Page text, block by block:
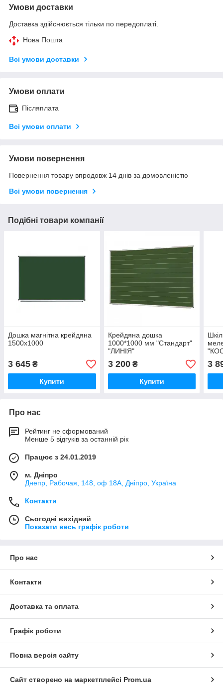
Умови доставки
Доставка здійснюється тільки по передоплаті.
Нова Пошта
Всі умови доставки
Умови оплати
Післяплата
Всі умови оплати
Умови повернення
Повернення товару впродовж 14 днів за домовленістю
Всі умови повернення
Подібні товари компанії
Дошка магнітна крейдяна
1500х1000
3 645 ₴
Купити
Крейдяна дошка
1000*1000 мм "Стандарт"
"ЛИНІЯ"
3 200₴
Купити
3
Про нас
Рейтинг не сформований
Менше 5 відгуків за останній рік
Працює з 24.01.2019
м. Дніпро
Днепр, Рабочая, 148, оф 18А, Дніпро, Україна
Контакти
Сьогодні вихідний
Показати весь графік роботи
Про нас
Контакти
Доставка та оплата
Графік роботи
Повна версія сайту
Сайт створено на маркетплейсі Prom.ua